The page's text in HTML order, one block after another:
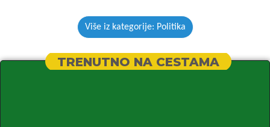
Više iz kategorije: Politika
TRENUTNO NA CESTAMA